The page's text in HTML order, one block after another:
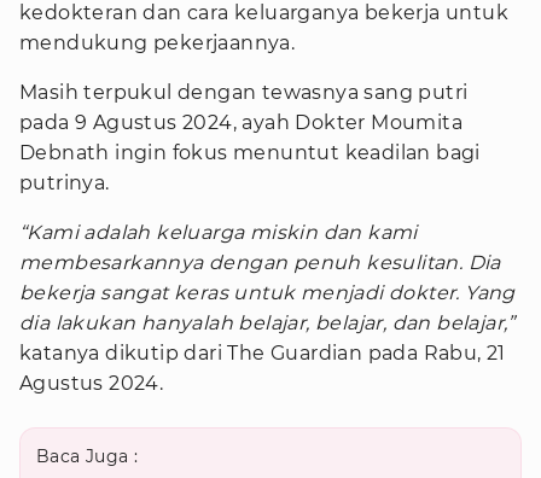
kedokteran dan cara keluarganya bekerja untuk
mendukung pekerjaannya.
Masih terpukul dengan tewasnya sang putri
pada 9 Agustus 2024, ayah Dokter Moumita
Debnath ingin fokus menuntut keadilan bagi
putrinya.
“Kami adalah keluarga miskin dan kami
membesarkannya dengan penuh kesulitan. Dia
bekerja sangat keras untuk menjadi dokter. Yang
dia lakukan hanyalah belajar, belajar, dan belajar,”
katanya dikutip dari The Guardian pada Rabu, 21
Agustus 2024.
Baca Juga :